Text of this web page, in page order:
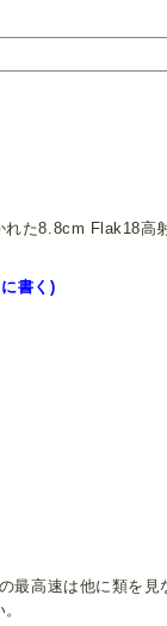
た8.8cm Flak18高
書く)
高速は他に類を